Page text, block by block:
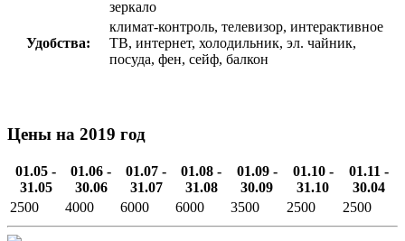
зеркало
Удобства:
климат-контроль, телевизор, интерактивное
ТВ, интернет, холодильник, эл. чайник,
посуда, фен, сейф, балкон
Цены на 2019 год
01.05 -
31.05
01.06 -
30.06
01.07 -
31.07
01.08 -
31.08
01.09 -
30.09
01.10 -
31.10
01.11 -
30.04
2500
4000 6000 6000 3500 2500 2500